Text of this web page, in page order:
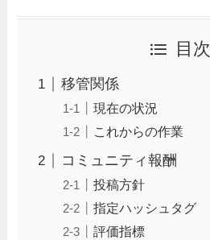
目次
移管関係
現在の状況
これからの作業
コミュニティ報酬
投稿方針
指定ハッシュタグ
評価指標